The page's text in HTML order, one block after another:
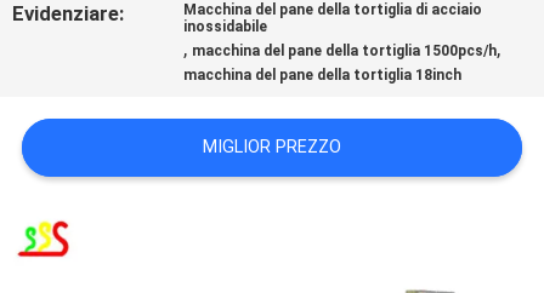
DEL
SITO
PRIVACY
POLICY
Evidenziare:
Macchina del pane della tortiglia di acciaio
inossidabile
, macchina del pane della tortiglia 1500pcs/h,
macchina del pane della tortiglia 18inch
MIGLIOR PREZZO